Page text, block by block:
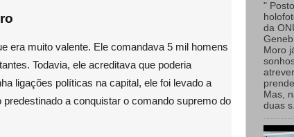
era muito valente. Ele comandava 5 mil homens
Todavia, ele acreditava que poderia
ligações políticas na capital, ele foi levado a
a conquistar o comando supremo do
"
da
Moro
Mas,
duas